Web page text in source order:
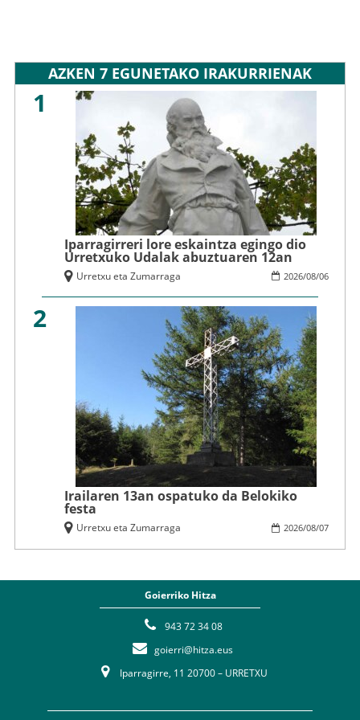
AZKEN 7 EGUNETAKO IRAKURRIENAK
1
Iparragirreri lore eskaintza egingo dio
Urretxuko Udalak abuztuaren 12an
2026/08/06
Urretxu eta Zumarraga
2
Irailaren 13an ospatuko da Belokiko
festa
2026/08/07
Urretxu eta Zumarraga
Goierriko Hitza
943 72 34 08
goierri@hitza.eus
Iparragirre, 11 20700 – URRETXU